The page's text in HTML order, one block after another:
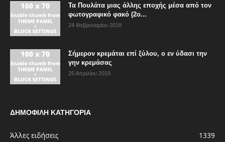
Τα Πουλάτα μιας άλλης εποχής μέσα από τον
φωτογραφικό φακό (2ο...
24 Φεβρουαρίου 2018
Σήμερον κρεμάται επί ξύλου, ο εν ύδασι την
γην κρεμάσας
25 Απριλίου 2019
ΔΗΜΟΦΙΛΗ ΚΑΤΗΓΟΡΙΑ
Άλλες ειδήσεις
1339